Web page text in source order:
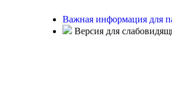
Важная информация для
Версия для